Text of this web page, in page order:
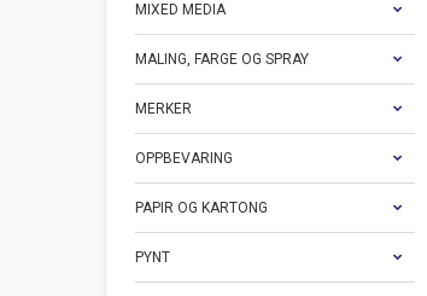
MIXED MEDIA
MALING, FARGE OG SPRAY
MERKER
OPPBEVARING
PAPIR OG KARTONG
PYNT